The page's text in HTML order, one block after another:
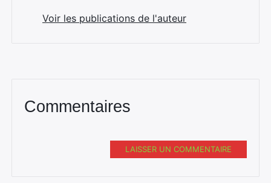
Voir les publications de l'auteur
Commentaires
LAISSER UN COMMENTAIRE